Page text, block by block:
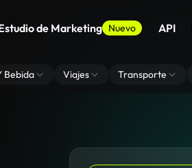
de Marketing Nuevo API
Bebida Viajes Transporte